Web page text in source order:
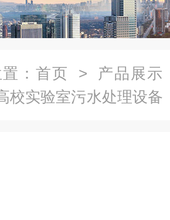
： 首页 > 产品展示
校实验室污水处理设备